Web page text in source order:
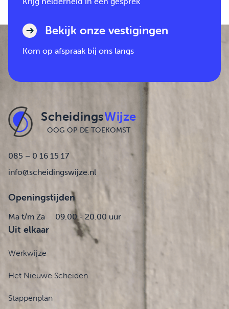
Bekijk onze vestigingen
Kom op afspraak bij ons langs
ScheidingsWijze
OOG OP DE TOEKOMST
085 – 0 16 15 17
info@scheidingswijze.nl
Openingstijden
Ma t/m Za 09.00 - 20.00 uur
Uit elkaar
Werkwijze
Het Nieuwe Scheiden
Stappenplan